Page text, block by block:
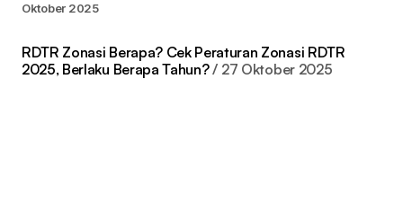
Oktober 2025
RDTR Zonasi Berapa? Cek Peraturan Zonasi RDTR
2025, Berlaku Berapa Tahun?
27 Oktober 2025